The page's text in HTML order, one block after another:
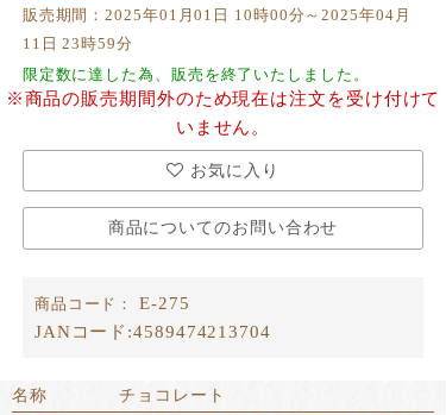
販売期間：2025年01月01日 10時00分～2025年04月
11日 23時59分
限定数に達した為、販売を終了いたしました。
※商品の販売期間外のため現在は注文を受け付けて
いません。
お気に入り
商品についてのお問い合わせ
商品コード：
E-275
JANコード:4589474213704
名称
チョコレート